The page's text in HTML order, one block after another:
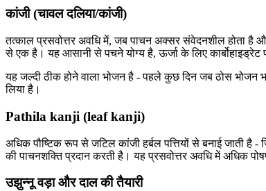
कांजी (चावल दलिया/कांजी)
तत्काल प्रसवोत्तर अवधि में, जब पाचन अक्सर संवेदनशील होता है
से एक है। यह आसानी से पचने योग्य है, ऊर्जा के लिए
यह जल्दी ठीक होने वाला भोजन है - पहले कुछ दिन जब ठोस भोजन
लिया है।
Pathila kanji (leaf kanji)
अधिक पौष्टिक रूप से जटिल कांजी हर्बल पत्तियों से बनाई जाती
की पाचनशक्ति प्रदान करती है। यह प्रसवोत्तर अवधि में अधिक
उझुन्नू वड़ा और दाल की तैयारी